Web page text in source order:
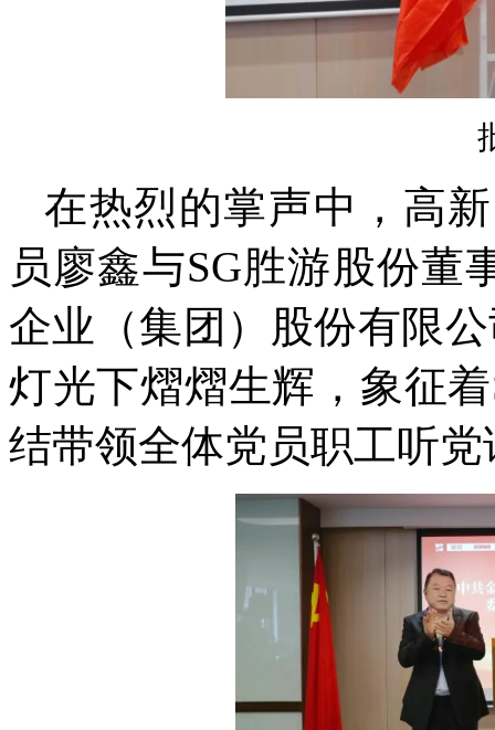
在热烈的掌声中，高
员廖鑫与SG胜游股份董
企业（集团）股份有限
灯光下熠熠生辉，象征
结带领全体党员职工听